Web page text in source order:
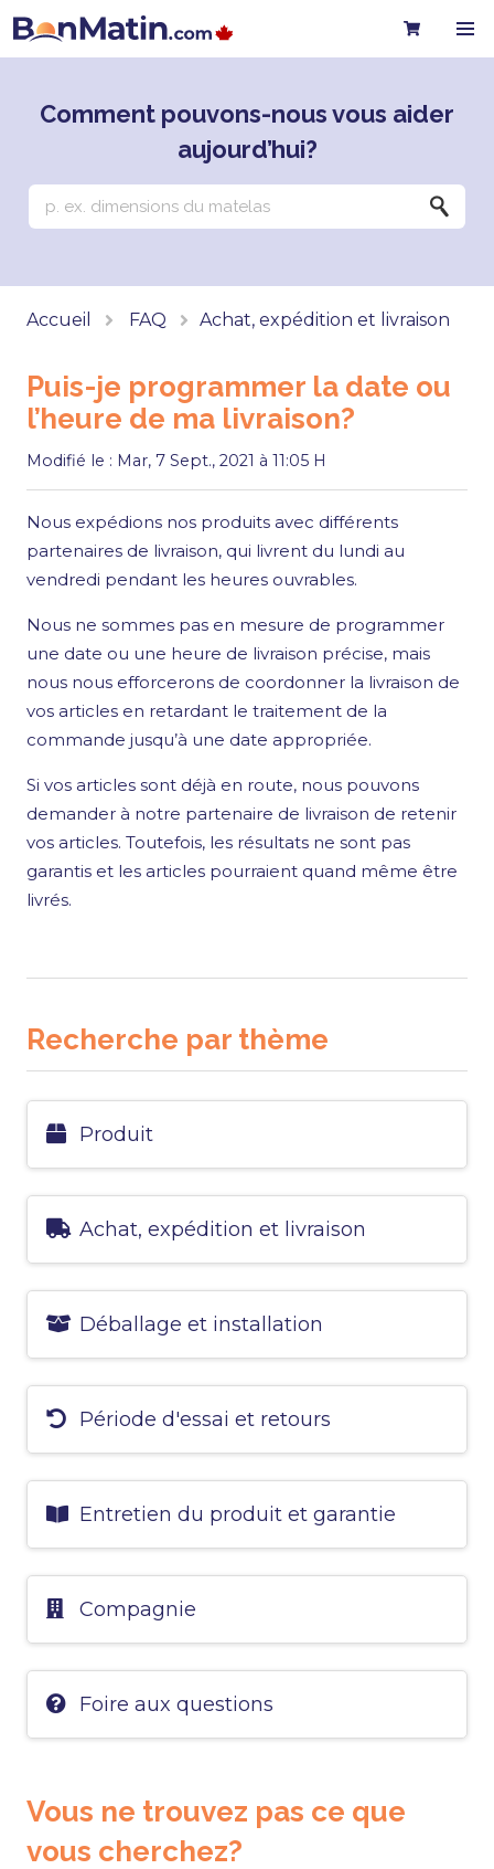
Comment pouvons-nous vous aider
aujourd’hui?
Accueil FAQ Achat, expédition et livraison
Puis-je programmer la date ou
l’heure de ma livraison?
Modifié le : Mar, 7 Sept., 2021 à 11:05 H
Nous expédions nos produits avec différents
partenaires de livraison, qui livrent du lundi au
vendredi pendant les heures ouvrables.
Nous ne sommes pas en mesure de programmer
une date ou une heure de livraison précise, mais
nous nous efforcerons de coordonner la livraison de
vos articles en retardant le traitement de la
commande jusqu’à une date appropriée.
Si vos articles sont déjà en route, nous pouvons
demander à notre partenaire de livraison de retenir
vos articles. Toutefois, les résultats ne sont pas
garantis et les articles pourraient quand même être
livrés.
Recherche par thème
Produit
Achat, expédition et livraison
Déballage et installation
Période d'essai et retours
Entretien du produit et garantie
Compagnie
Foire aux questions
Vous ne trouvez pas ce que
vous cherchez?